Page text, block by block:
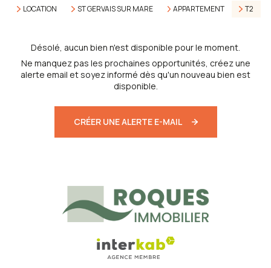
LOCATION
ST GERVAIS SUR MARE APPARTEMENT T2
Désolé, aucun bien n'est disponible pour le moment.
Ne manquez pas les prochaines opportunités, créez une
alerte email et soyez informé dès qu'un nouveau bien est
disponible.
CRÉER UNE ALERTE E-MAIL